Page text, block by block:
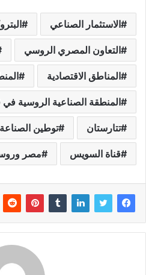
الاستثمار الصناعي
التعاون المصري الروسي
المناطق الاقتصادية
المنطقة الصناعية الروسية
تتارستان توطين الصناعة
قناة السويس مصر